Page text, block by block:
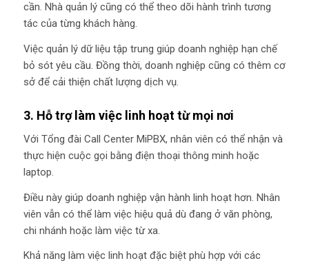
cần. Nhà quản lý cũng có thể theo dõi hành trình tương
tác của từng khách hàng.
Việc quản lý dữ liệu tập trung giúp doanh nghiệp hạn chế
bỏ sót yêu cầu. Đồng thời, doanh nghiệp cũng có thêm cơ
sở để cải thiện chất lượng dịch vụ.
3. Hỗ trợ làm việc linh hoạt từ mọi nơi
Với Tổng đài Call Center MiPBX, nhân viên có thể nhận và
thực hiện cuộc gọi bằng điện thoại thông minh hoặc
laptop.
Điều này giúp doanh nghiệp vận hành linh hoạt hơn. Nhân
viên vẫn có thể làm việc hiệu quả dù đang ở văn phòng,
chi nhánh hoặc làm việc từ xa.
Khả năng làm việc linh hoạt đặc biệt phù hợp với các